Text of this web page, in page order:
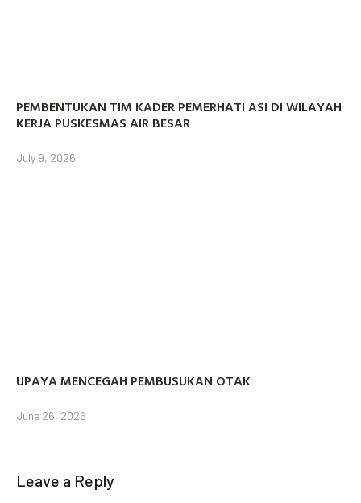
PEMBENTUKAN TIM KADER PEMERHATI ASI DI WILAYAH
KERJA PUSKESMAS AIR BESAR
July 9, 2026
UPAYA MENCEGAH PEMBUSUKAN OTAK
June 26, 2026
Leave a Reply